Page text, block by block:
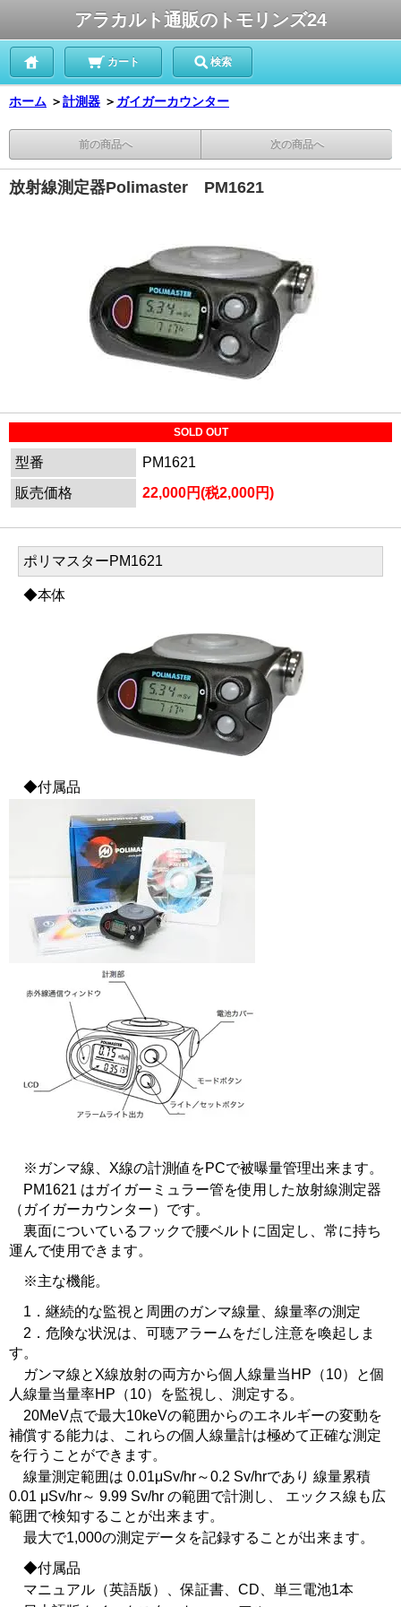
アラカルト通販のトモリンズ24
カート 検索
ホーム ＞計測器 ＞ ガイガーカウンター
前の商品へ 次の商品へ
放射線測定器Polimaster PM1621
SOLD OUT
型番
PM1621
販売価格
22,000円(税2,000円)
ポリマスターPM1621
◆本体
◆付属品
※ガンマ線、X線の計測値をPCで被曝量管理出来ます。
PM1621 はガイガーミュラー管を使用した放射線測定器
（ガイガーカウンター）です。
裏面についているフックで腰ベルトに固定し、常に持ち
運んで使用できます。
※主な機能。
1．継続的な監視と周囲のガンマ線量、線量率の測定
2．危険な状況は、可聴アラームをだし注意を喚起しま
す。
ガンマ線とX線放射の両方から個人線量当HP（10）と個
人線量当量率HP（10）を監視し、測定する。
20MeV点で最大10keVの範囲からのエネルギーの変動を
補償する能力は、これらの個人線量計は極めて正確な測定
を行うことができます。
線量測定範囲は 0.01μSv/hr～0.2 Sv/hrであり 線量累積
0.01 μSv/hr～ 9.99 Sv/hr の範囲で計測し、 エックス線も広
範囲で検知することが出来ます。
最大で1,000の測定データを記録することが出来ます。
◆付属品
マニュアル（英語版）、保証書、CD、単三電池1本